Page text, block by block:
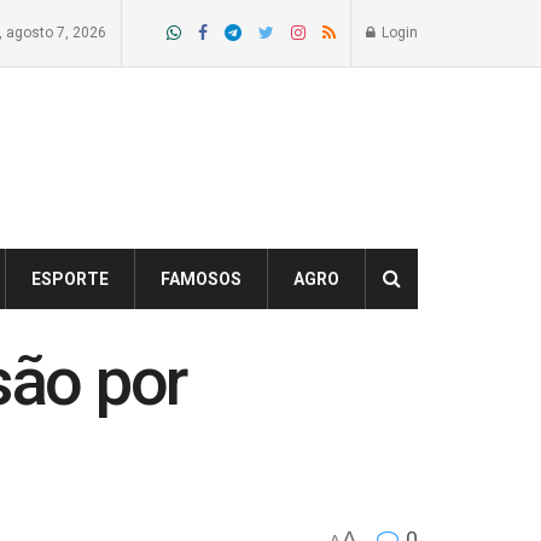
agosto 7, 2026 Login
ESPORTE FAMOSOS AGRO
por